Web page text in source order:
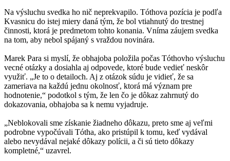
Na výsluchu svedka ho nič neprekvapilo. Tóthova pozícia je podľa
Kvasnicu do istej miery daná tým, že bol vtiahnutý do trestnej
činnosti, ktorá je predmetom tohto konania. Vníma záujem svedka
na tom, aby nebol spájaný s vraždou novinára.
Marek Para si myslí, že obhajoba položila počas Tóthovho výsluchu
vecné otázky a dosiahla aj odpovede, ktoré bude vedieť neskôr
využiť. „Je to o detailoch. Aj z otázok súdu je vidieť, že sa
zameriava na každú jednu okolnosť, ktorá má význam pre
hodnotenie,“ podotkol s tým, že len čo je dôkaz zahrnutý do
dokazovania, obhajoba sa k nemu vyjadruje.
„Neblokovali sme získanie žiadneho dôkazu, preto sme aj veľmi
podrobne vypočúvali Tótha, ako pristúpil k tomu, keď vydával
alebo nevydával nejaké dôkazy polícii, a či sú tieto dôkazy
kompletné,“ uzavrel.